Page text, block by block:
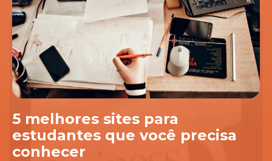
5 melhores sites para
estudantes que você precisa
conhecer